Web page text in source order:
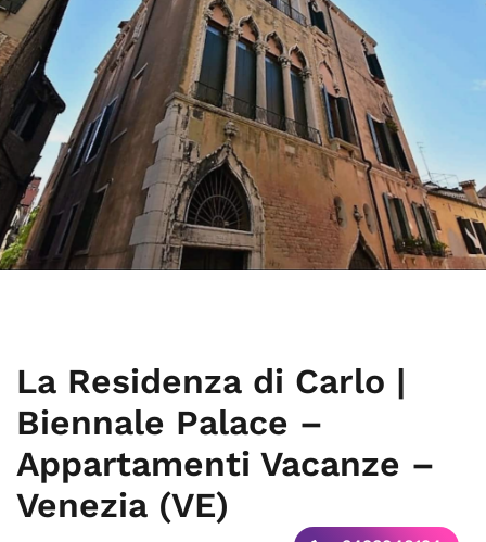
La Residenza di Carlo |
Biennale Palace –
Appartamenti Vacanze –
Venezia (VE)